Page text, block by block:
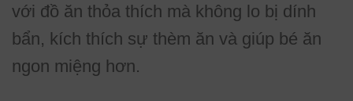
với đồ ăn thỏa thích mà không lo bị dính
bẩn, kích thích sự thèm ăn và giúp bé ăn
ngon miệng hơn.